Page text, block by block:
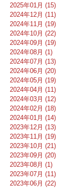
2025年01月 (15)
2024年12月 (11)
2024年11月 (19)
2024年10月 (22)
2024年09月 (19)
2024年08月 (1)
2024年07月 (13)
2024年06月 (20)
2024年05月 (19)
2024年04月 (11)
2024年03月 (12)
2024年02月 (18)
2024年01月 (14)
2023年12月 (13)
2023年11月 (19)
2023年10月 (21)
2023年09月 (20)
2023年08月 (1)
2023年07月 (11)
2023年06月 (22)